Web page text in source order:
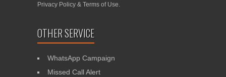
Privacy Policy & Terms of Use.
OTHER SERVICE
WhatsApp Campaign
Missed Call Alert